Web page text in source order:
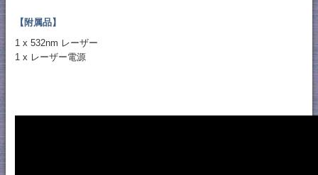
【附属品】
1 x 532nm レーザー
1 x レーザー電源